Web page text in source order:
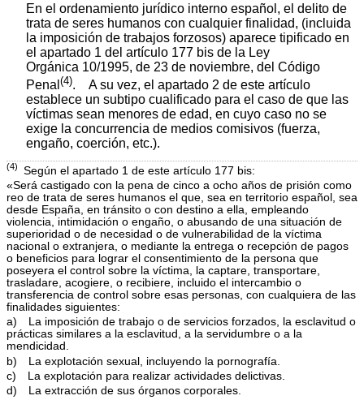
En el ordenamiento jurídico interno español, el delito de
trata de seres humanos con cualquier finalidad, (incluida
la imposición de trabajos forzosos) aparece tipificado en
el apartado 1 del artículo 177 bis de la Ley
Orgánica 10/1995, de 23 de noviembre, del Código
Penal (4). A su vez, el apartado 2 de este artículo
establece un subtipo cualificado para el caso de que las
víctimas sean menores de edad, en cuyo caso no se
exige la concurrencia de medios comisivos (fuerza,
engaño, coerción, etc.).
(4)
Según el apartado 1 de este artículo 177 bis:
«Será castigado con la pena de cinco a ocho años de prisión como
reo de trata de seres humanos el que, sea en territorio español, sea
desde España, en tránsito o con destino a ella, empleando
violencia, intimidación o engaño, o abusando de una situación de
superioridad o de necesidad o de vulnerabilidad de la víctima
nacional o extranjera, o mediante la entrega o recepción de pagos
o beneficios para lograr el consentimiento de la persona que
poseyera el control sobre la víctima, la captare, transportare,
trasladare, acogiere, o recibiere, incluido el intercambio o
transferencia de control sobre esas personas, con cualquiera de las
finalidades siguientes:
a) La imposición de trabajo o de servicios forzados, la esclavitud o
prácticas similares a la esclavitud, a la servidumbre o a la
mendicidad.
b) La explotación sexual, incluyendo la pornografía.
c) La explotación para realizar actividades delictivas.
d) La extracción de sus órganos corporales.